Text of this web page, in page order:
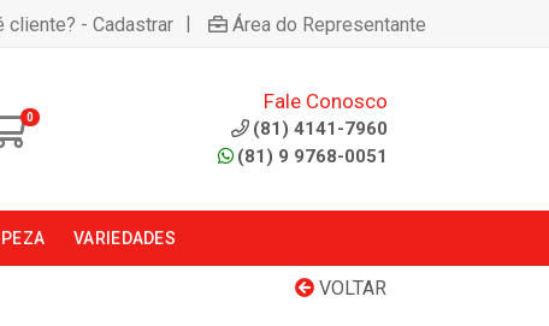
cliente? - Cadastrar | Área do Representante
0
Fale Conosco
(81) 4141-7960
(81) 9 9768-0051
VARIEDADES
VOLTAR